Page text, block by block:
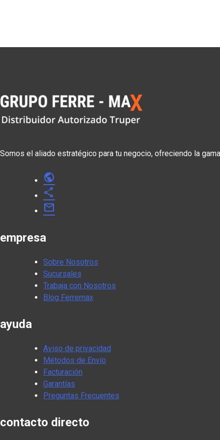
Somos el aliado estratégico para tu negocio, ofreciendo la
public
share
mail
empresa
Sobre Nosotros
Sucursales
Trabaja con Nosotros
Blog Ferremax
ayuda
Aviso de privacidad
Métodos de Envío
Facturación
Garantías
Preguntas Frecuentes
contacto directo